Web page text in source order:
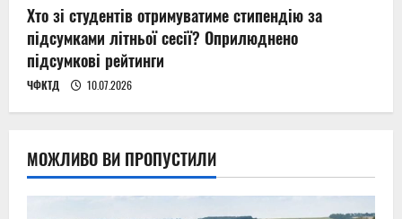
Хто зі студентів отримуватиме стипендію за
підсумками літньої сесії? Оприлюднено
підсумкові рейтинги
ЧФКТД 10.07.2026
МОЖЛИВО ВИ ПРОПУСТИЛИ